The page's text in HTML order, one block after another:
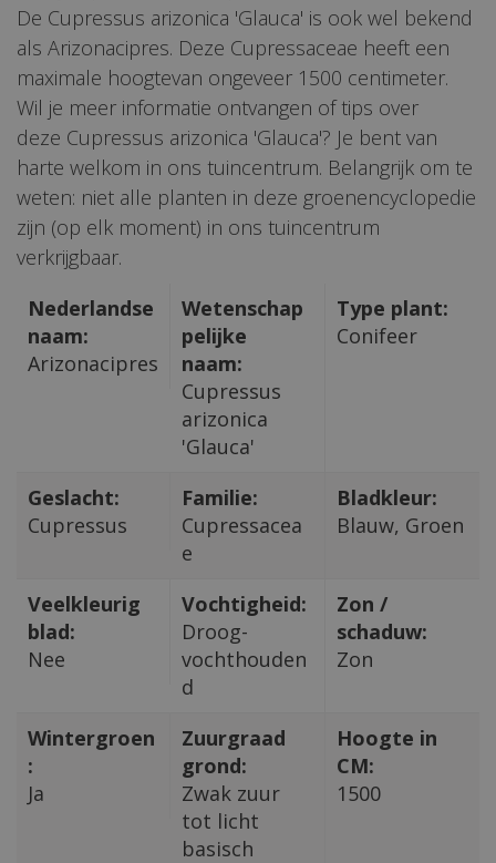
De Cupressus arizonica 'Glauca' is ook wel bekend
als Arizonacipres. Deze Cupressaceae heeft een
maximale hoogtevan ongeveer 1500 centimeter.
Wil je meer informatie ontvangen of tips over
deze Cupressus arizonica 'Glauca'? Je bent van
harte welkom in ons tuincentrum. Belangrijk om te
weten: niet alle planten in deze groenencyclopedie
zijn (op elk moment) in ons tuincentrum
verkrijgbaar.
Nederlandse
naam:
Arizonacipres
Wetenschap
pelijke
naam:
Cupressus
arizonica
'Glauca'
Type plant:
Conifeer
Geslacht:
Cupressus
Familie:
Cupressacea
e
Bladkleur:
Blauw, Groen
Veelkleurig
blad:
Nee
Vochtigheid:
Droog-
vochthouden
d
Zon /
schaduw:
Zon
Wintergroen
:
Ja
Zuurgraad
grond:
Zwak zuur
tot licht
basisch
Hoogte in
CM:
1500